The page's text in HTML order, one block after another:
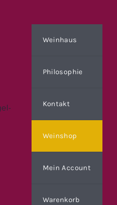
Weinhaus
Philosophie
Kontakt
Weinshop
Mein Account
Warenkorb